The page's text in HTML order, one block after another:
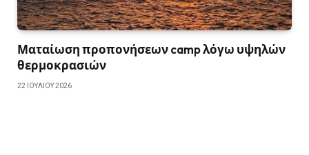
Ματαίωση προπονήσεων camp λόγω υψηλών
θερμοκρασιών
22 ΙΟΥΛΊΟΥ 2026